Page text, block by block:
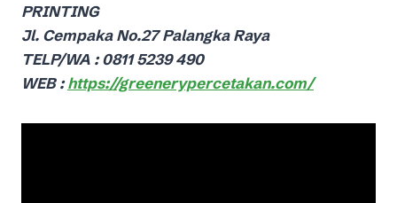
PRINTING
Jl. Cempaka No.27 Palangka Raya
TELP/WA : 0811 5239 490
WEB :https://greenerypercetakan.com/